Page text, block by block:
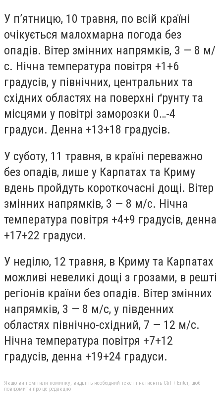
У п’ятницю, 10 травня, по всій країні
очікується малохмарна погода без
опадів. Вітер змінних напрямків, 3 — 8 м/
с. Нічна температура повітря +1+6
градусів, у північних, центральних та
східних областях на поверхні ґрунту та
місцями у повітрі заморозки 0…-4
градуси. Денна +13+18 градусів.
У суботу, 11 травня, в країні переважно
без опадів, лише у Карпатах та Криму
вдень пройдуть короткочасні дощі. Вітер
змінних напрямків, 3 — 8 м/с. Нічна
температура повітря +4+9 градусів, денна
+17+22 градуси.
У неділю, 12 травня, в Криму та Карпатах
можливі невеликі дощі з грозами, в решті
регіонів країни без опадів. Вітер змінних
напрямків, 3 — 8 м/с, у південних
областях північно-східний, 7 — 12 м/с.
Нічна температура повітря +7+12
градусів, денна +19+24 градуси.
Якщо ви помітили помилку, виділіть необхідний текст і натисніть Ctrl + Enter, щоб
повідомити про це редакцію